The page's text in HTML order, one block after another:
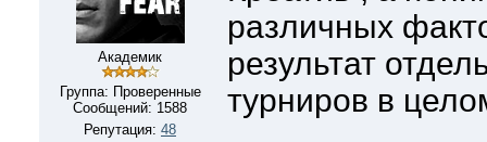
Академик
Группа: Проверенные
Сообщений: 1588
Репутация: 48
различных
результат
турниров в